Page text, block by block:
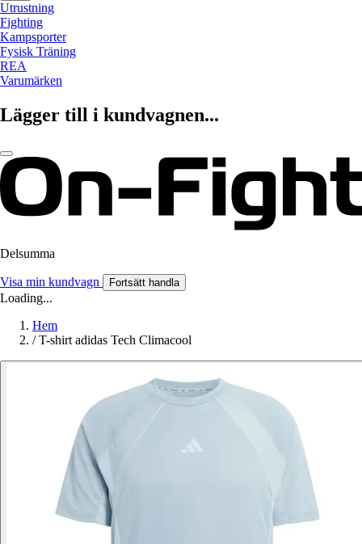
Utrustning
Fighting
Kampsporter
Fysisk Träning
REA
Varumärken
Lägger till i kundvagnen...
Delsumma
Visa min kundvagn Fortsätt handla
Loading...
Hem
/ T-shirt adidas Tech Climacool